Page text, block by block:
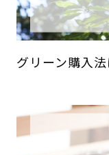
グリーン購入法